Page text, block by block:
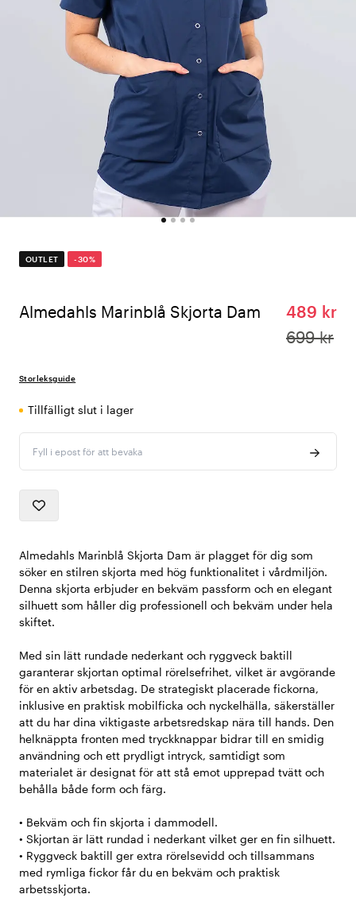
OUTLET -30%
Almedahls Marinblå Skjorta Dam
489 kr
699 kr
Storleksguide
Tillfälligt slut i lager
Almedahls Marinblå Skjorta Dam är plagget för dig som
söker en stilren skjorta med hög funktionalitet i vårdmiljön.
Denna skjorta erbjuder en bekväm passform och en elegant
silhuett som håller dig professionell och bekväm under hela
skiftet.
Med sin lätt rundade nederkant och ryggveck baktill
garanterar skjortan optimal rörelsefrihet, vilket är avgörande
för en aktiv arbetsdag. De strategiskt placerade fickorna,
inklusive en praktisk mobilficka och nyckelhälla, säkerställer
att du har dina viktigaste arbetsredskap nära till hands. Den
helknäppta fronten med tryckknappar bidrar till en smidig
användning och ett prydligt intryck, samtidigt som
materialet är designat för att stå emot upprepad tvätt och
behålla både form och färg.
• Bekväm och fin skjorta i dammodell.
• Skjortan är lätt rundad i nederkant vilket ger en fin silhuett.
• Ryggveck baktill ger extra rörelsevidd och tillsammans
med rymliga fickor får du en bekväm och praktisk
arbetsskjorta.